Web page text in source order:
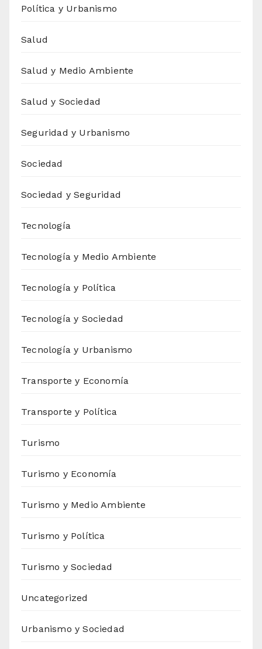
Política y Urbanismo
Salud
Salud y Medio Ambiente
Salud y Sociedad
Seguridad y Urbanismo
Sociedad
Sociedad y Seguridad
Tecnología
Tecnología y Medio Ambiente
Tecnología y Política
Tecnología y Sociedad
Tecnología y Urbanismo
Transporte y Economía
Transporte y Política
Turismo
Turismo y Economía
Turismo y Medio Ambiente
Turismo y Política
Turismo y Sociedad
Uncategorized
Urbanismo y Sociedad